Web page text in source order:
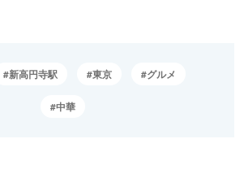
新高円寺駅 東京 グルメ
中華